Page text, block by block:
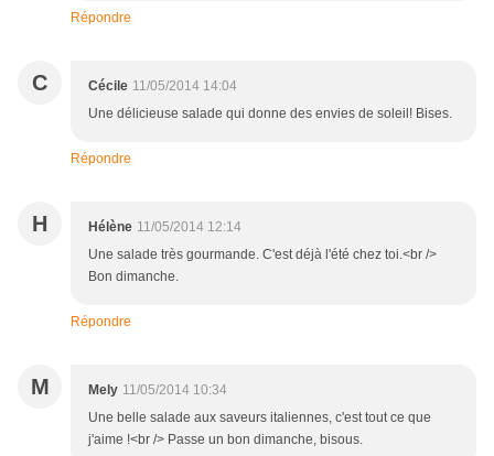
Répondre
C Cécile 11/05/2014 14:04
Une délicieuse salade qui donne des envies de soleil! Bises.
Répondre
H Hélène 11/05/2014 12:14
Une salade très gourmande. C'est déjà l'été chez toi.<br />
Bon dimanche.
Répondre
M Mely 11/05/2014 10:34
Une belle salade aux saveurs italiennes, c'est tout ce que
j'aime !<br /> Passe un bon dimanche, bisous.